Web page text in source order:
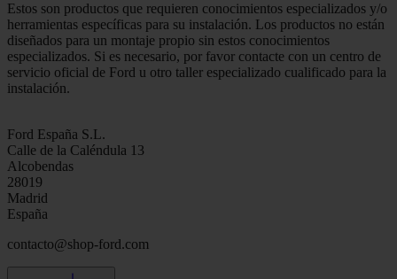
Estos son productos que requieren conocimientos especializados y/o
herramientas específicas para su instalación. Los productos no están
diseñados para un montaje propio sin estos conocimientos
especializados. Si es necesario, por favor contacte con un centro de
servicio oficial de Ford u otro taller especializado cualificado para la
instalación.
Ford España S.L.
Calle de la Caléndula 13
Alcobendas
28019
Madrid
España
contacto@shop-ford.com